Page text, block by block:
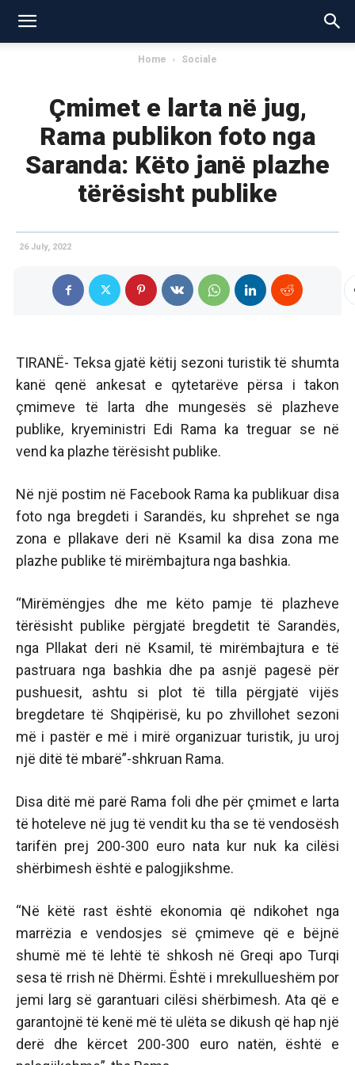
Home Sociale
Çmimet e larta në jug,
Rama publikon foto nga
Saranda: Këto janë plazhe
tërësisht publike
26 July, 2022
TIRANË- Teksa gjatë këtij sezoni turistik të shumta
kanë qenë ankesat e qytetarëve përsa i takon
çmimeve të larta dhe mungesës së plazheve
publike, kryeministri Edi Rama ka treguar se në
vend ka plazhe tërësisht publike.
Në një postim në Facebook Rama ka publikuar disa
foto nga bregdeti i Sarandës, ku shprehet se nga
zona e pllakave deri në Ksamil ka disa zona me
plazhe publike të mirëmbajtura nga bashkia.
“Mirëmëngjes dhe me këto pamje të plazheve
tërësisht publike përgjatë bregdetit të Sarandës,
nga Pllakat deri në Ksamil, të mirëmbajtura e të
pastruara nga bashkia dhe pa asnjë pagesë për
pushuesit, ashtu si plot të tilla përgjatë vijës
bregdetare të Shqipërisë, ku po zhvillohet sezoni
më i pastër e më i mirë organizuar turistik, ju uroj
një ditë të mbarë”-shkruan Rama.
Disa ditë më parë Rama foli dhe për çmimet e larta
të hoteleve në jug të vendit ku tha se të vendosësh
tarifën prej 200-300 euro nata kur nuk ka cilësi
shërbimesh është e palogjikshme.
“Në këtë rast është ekonomia që ndikohet nga
marrëzia e vendosjes së çmimeve që e bëjnë
shumë më të lehtë të shkosh në Greqi apo Turqi
sesa të rrish në Dhërmi. Është i mrekullueshëm por
jemi larg së garantuari cilësi shërbimesh. Ata që e
garantojnë të kenë më të ulëta se dikush që hap një
derë dhe kërcet 200-300 euro natën, është e